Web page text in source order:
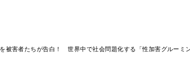
被害者たちが告白！ 世界中で社会問題化する「性加害グルーミ